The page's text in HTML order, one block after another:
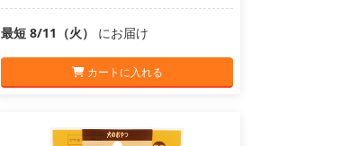
最短 8/11（火） にお届け
カートに入れる